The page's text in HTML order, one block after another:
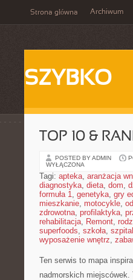
Strona główna Archiwum
SZYBKO
TOP 10 &
POSTED BY ADMIN
WYŁĄCZONA
Tagi: apteka, aranżacja
diagnostyka, dieta, dom,
formuła 1, genetyka, gry
mieszkanie, motocykle,
zdrowotna, profilaktyka,
rehabilitacja, Remont,
superfoods, szkoła, szpital
wyposażenie wnętrz,
Ten serwis to mapa
nadmorskich